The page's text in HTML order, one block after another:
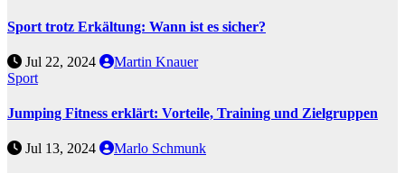
Sport trotz Erkältung: Wann ist es sicher?
Jul 22, 2024
Martin Knauer
Sport
Jumping Fitness erklärt: Vorteile, Training und Zielgruppen
Jul 13, 2024 Marlo Schmunk